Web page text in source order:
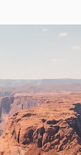
миллиона
Spaces
ИИ-